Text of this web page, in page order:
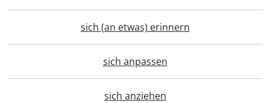
sich (an etwas) erinnern
sich anpassen
sich anziehen